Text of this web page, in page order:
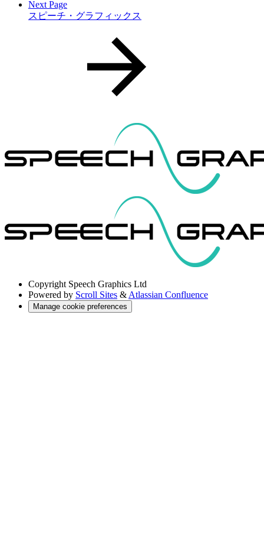
Next Page
スピーチ・グラフィックス
Copyright Speech Graphics Ltd
Powered by Scroll Sites & Atlassian Confluence
Manage cookie preferences